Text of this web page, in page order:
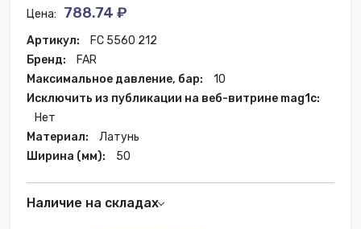
Цена: 788.74 ₽
Артикул:
FC 5560 212
Бренд:
FAR
Максимальное давление, бар:
10
Исключить из публикации на веб-витрине mag1c:
Нет
Материал:
Латунь
Ширина (мм):
50
Наличие на складах